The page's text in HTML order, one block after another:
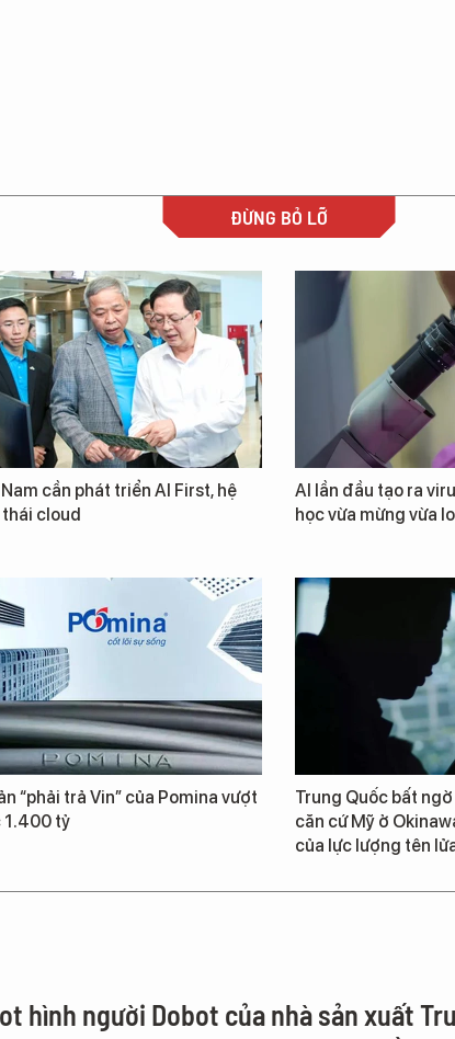
ĐỪNG BỎ LỠ
cần phát triển AI First, hệ
thái cloud
AI lần đầu tạo ra
học vừa mừng vừa lo
“phải trả Vin” của Pomina vượt
1.400 tỷ
Trung Quốc bất
căn cứ Mỹ ở
của lực lượng tên
hình người Dobot của nhà sản xuất